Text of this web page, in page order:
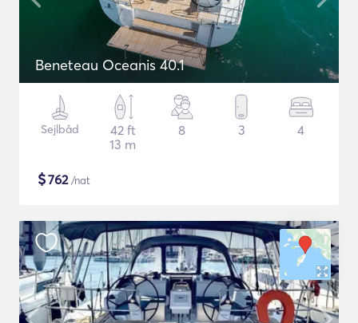
Beneteau Oceanis 40.1
Sejlbåd
42 ft
13 m
8 3 4
$762/nat